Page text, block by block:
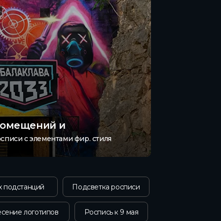
с элементами фир. стиля
и
Подсветка росписи
подстанций
Роспись к 9 мая
логотипов